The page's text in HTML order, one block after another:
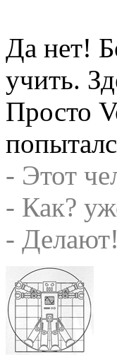
Да нет!
учить.
Просто
- Этот
- Как?
-